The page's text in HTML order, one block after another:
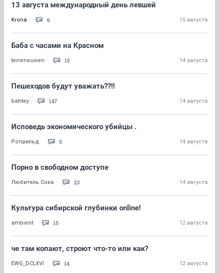
13 августа международный день левшей
Krona 6 15 августа
Баба с часами на Красном
terreneuvien 15 14 августа
Пешеходов будут уважать??!!
bahtey 147 14 августа
Исповедь экономического убийцы .
Ротшильд 5 14 августа
Порно в свободном доступе
Любитель Сока 23 14 августа
Культура сибирской глубинки online!
ambient 15 12 августа
че там копают, строют что-то или как?
EWG_DCLXVI 14 12 августа